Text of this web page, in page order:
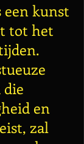
een kunst
tot het
en
zal